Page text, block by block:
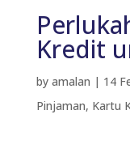
Kredit
by amalan | 14
Pinjaman, Kartu